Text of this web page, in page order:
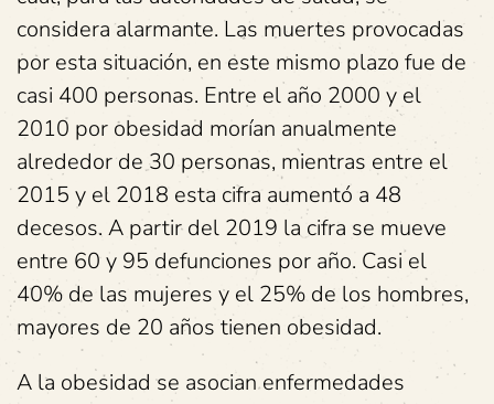
considera alarmante. Las muertes provocadas
por esta situación, en este mismo plazo fue de
casi 400 personas. Entre el año 2000 y el
2010 por obesidad morían anualmente
alrededor de 30 personas, mientras entre el
2015 y el 2018 esta cifra aumentó a 48
decesos. A partir del 2019 la cifra se mueve
entre 60 y 95 defunciones por año. Casi el
40% de las mujeres y el 25% de los hombres,
mayores de 20 años tienen obesidad.
A la obesidad se asocian enfermedades